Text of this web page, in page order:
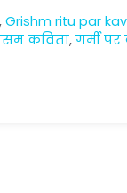
,Grishm ritu par
कविता, गर्मी